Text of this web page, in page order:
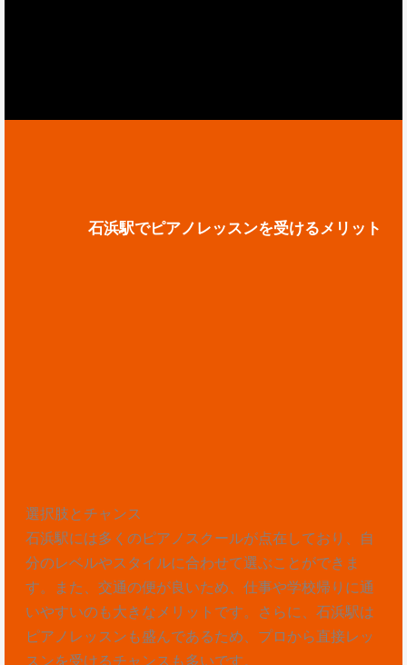
石浜駅でピアノレッスンを受けるメリット
選択肢とチャンス
石浜駅には多くのピアノスクールが点在しており、自
分のレベルやスタイルに合わせて選ぶことができま
す。また、交通の便が良いため、仕事や学校帰りに通
いやすいのも大きなメリットです。さらに、石浜駅は
ピアノレッスンも盛んであるため、プロから直接レッ
スンを受けるチャンスも多いです。